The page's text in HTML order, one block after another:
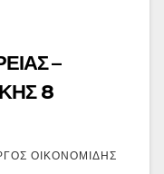
–
8
ΟΙΚΟΝΟΜΊΔΗΣ